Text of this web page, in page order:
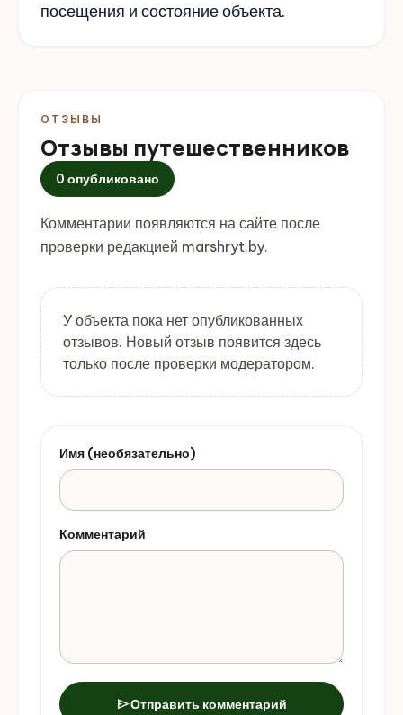
посещения и состояние объекта.
ОТЗЫВЫ
Отзывы путешественников
0 опубликовано
Комментарии появляются на сайте после
проверки редакцией marshryt.by.
У объекта пока нет опубликованных
отзывов. Новый отзыв появится здесь
только после проверки модератором.
Имя (необязательно)
Комментарий
sendОтправить комментарий